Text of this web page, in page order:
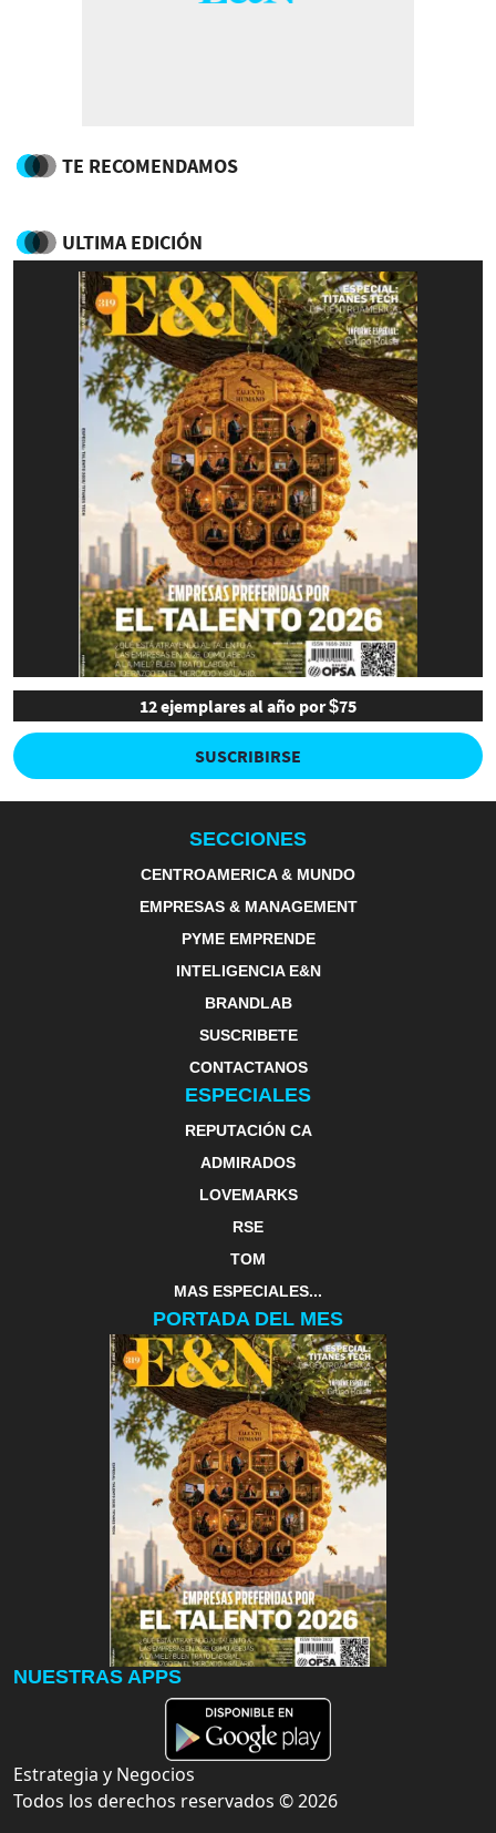
TE RECOMENDAMOS
ULTIMA EDICIÓN
12 ejemplares al año por $75
SUSCRIBIRSE
SECCIONES
CENTROAMERICA & MUNDO
EMPRESAS & MANAGEMENT
PYME EMPRENDE
INTELIGENCIA E&N
BRANDLAB
SUSCRIBETE
CONTACTANOS
ESPECIALES
REPUTACIÓN CA
ADMIRADOS
LOVEMARKS
RSE
TOM
MAS ESPECIALES...
PORTADA DEL MES
NUESTRAS APPS
Estrategia y Negocios
Todos los derechos reservados ©2026